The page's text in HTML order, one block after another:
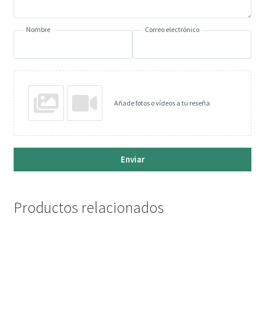
Nombre Correo electrónico
Añade fotos o vídeos a tu reseña
Enviar
Productos relacionados